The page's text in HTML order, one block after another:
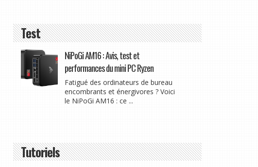
Test
NiPoGi AM16 : Avis, test et
performances du mini PC Ryzen
Fatigué des ordinateurs de bureau
encombrants et énergivores ? Voici
le NiPoGi AM16 : ce ...
Tutoriels